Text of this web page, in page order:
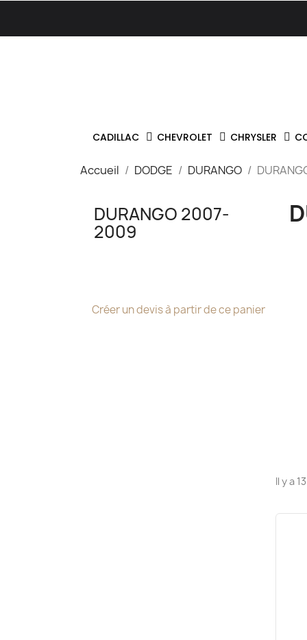
CADILLAC CHEVROLET CHRYSLER
Accueil DODGE DURANGO
DURANGO 2007-
2009
Créer un devis à partir de ce panier
Il y a